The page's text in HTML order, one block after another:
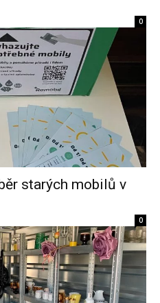
0
starých mobilů v
0